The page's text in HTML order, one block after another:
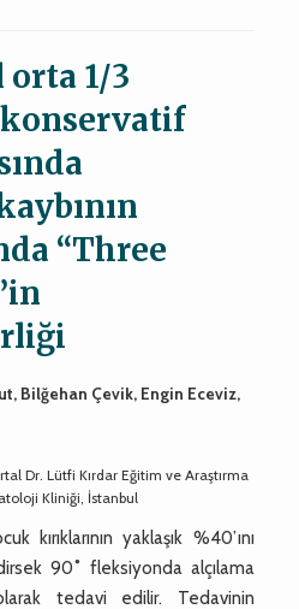
1/3
konservatif
“Three
Bilğehan Çevik, Engin Eceviz,
Dr. Lütfi Kırdar Eğitim ve Araştırma
Kliniği, İstanbul
kırıklarının yaklaşık %40’ını
90˚ fleksiyonda alçılama
tedavi edilir. Tedavinin